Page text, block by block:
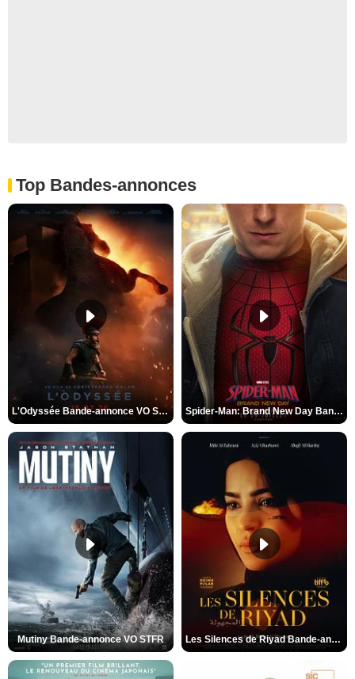
Top Bandes-annonces
L'Odyssée Bande-annonce VO STFR Spider-Man: Brand New Day Bande-annonce VO STFR
Mutiny Bande-annonce VO STFR Les Silences de Riyad Bande-annonce VO STFR